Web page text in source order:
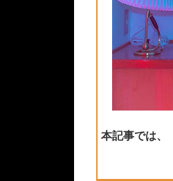
本記事では、